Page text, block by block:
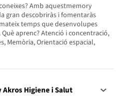
Amb aquestmemory
gran descobriràs i fomentaràs
temps que desenvolupes
aprenc? Atenció i concentració,
Memòria, Orientació espacial,
Higiene i Salut